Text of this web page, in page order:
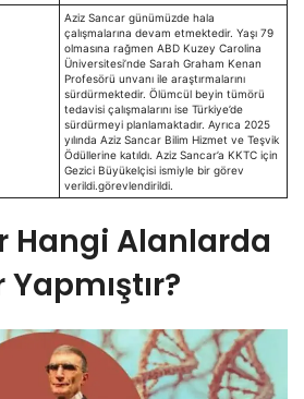
Aziz Sancar günümüzde hala
çalışmalarına devam etmektedir. Yaşı 79
olmasına rağmen ABD Kuzey Carolina
Üniversitesi’nde Sarah Graham Kenan
Profesörü unvanı ile araştırmalarını
sürdürmektedir. Ölümcül beyin tümörü
tedavisi çalışmalarını ise Türkiye’de
sürdürmeyi planlamaktadır. Ayrıca 2025
yılında Aziz Sancar Bilim Hizmet ve Teşvik
Ödüllerine katıldı. Aziz Sancar’a KKTC için
Gezici Büyükelçisi ismiyle bir görev
verildi.görevlendirildi.
Hangi Alanlarda